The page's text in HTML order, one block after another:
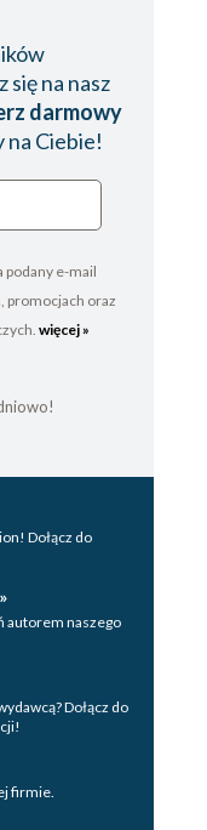
się na nasz
darmowy
na Ciebie!
podany e-mail
promocjach oraz
więcej »
Dołącz do
autorem naszego
Dołącz do
firmie.